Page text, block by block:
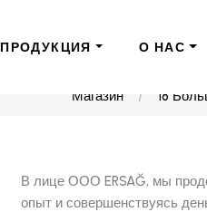
ПРОДУКЦИЯ О НАС
Магазин 18
В лице ООО ERSAĞ, мы
опыт и совершенствуясь